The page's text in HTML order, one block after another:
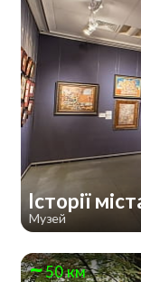
Історії
Музей
50 км